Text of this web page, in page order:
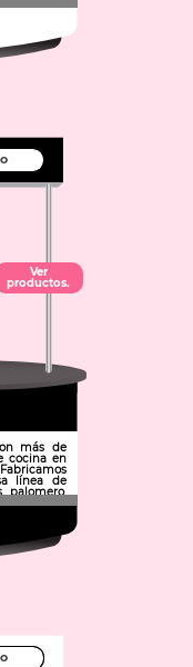
Ver
productos.
más de
cocina en
línea de
palomero,
de casa